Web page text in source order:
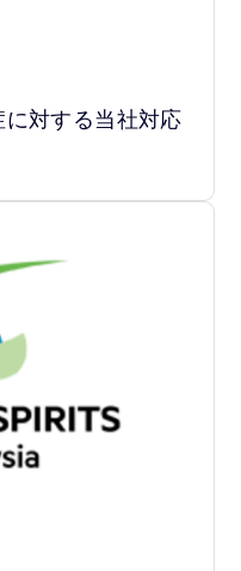
対する当社対応